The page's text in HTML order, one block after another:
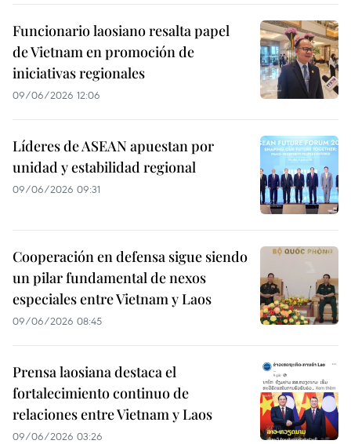
Funcionario laosiano resalta papel
de Vietnam en promoción de
iniciativas regionales
09/06/2026 12:06
Líderes de ASEAN apuestan por
unidad y estabilidad regional
09/06/2026 09:31
Cooperación en defensa sigue siendo
un pilar fundamental de nexos
especiales entre Vietnam y Laos
09/06/2026 08:45
Prensa laosiana destaca el
fortalecimiento continuo de
relaciones entre Vietnam y Laos
09/06/2026 03:26